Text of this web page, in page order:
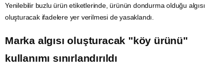
Yenilebilir buzlu ürün etiketlerinde, ürünün dondurma olduğu algısı
oluşturacak ifadelere yer verilmesi de yasaklandı.
Marka algısı oluşturacak "köy ürünü"
kullanımı sınırlandırıldı